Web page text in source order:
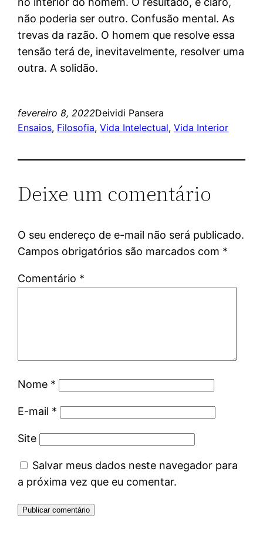
não poderia ser outro. Confusão mental. As
trevas da razão. O homem que resolve essa
tensão terá de, inevitavelmente, resolver uma
outra. A solidão.
fevereiro 8, 2022Deividi Pansera
Ensaios, Filosofia, Vida Intelectual, Vida Interior
Deixe um comentário
O seu endereço de e-mail não será publicado.
Campos obrigatórios são marcados com *
Comentário *
Nome *
E-mail *
Site
Salvar meus dados neste navegador para
a próxima vez que eu comentar.